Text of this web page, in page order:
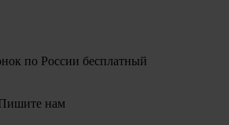
по России бесплатный
нам